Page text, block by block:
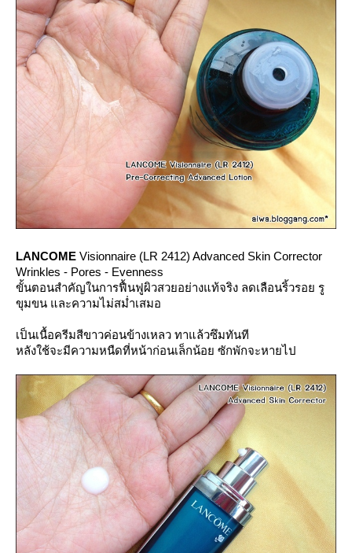
LANCOME Visionnaire (LR 2412) Advanced Skin Corrector
Wrinkles - Pores - Evenness
ขั้นตอนสำคัญในการฟื้นฟูผิวสวยอย่างแท้จริง ลดเลือนริ้วรอย รู
ขุมขน และความไม่สม่ำเสมอ
เป็นเนื้อครีมสีขาวค่อนข้างเหลว ทาแล้วซึมทันที
หลังใช้จะมีความหนืดที่หน้าก่อนเล็กน้อย ซักพักจะหายไป